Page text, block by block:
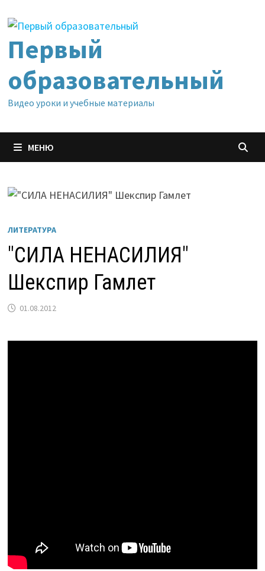
содержимому
Первый
образовательный
Видео уроки и учебные материалы
МЕНЮ
ЛИТЕРАТУРА
"СИЛА НЕНАСИЛИЯ"
Шекспир Гамлет
01.08.2012